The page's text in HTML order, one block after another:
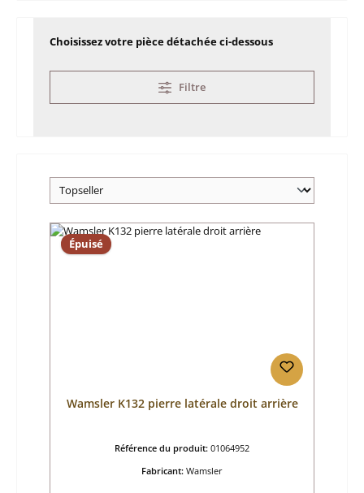
Choisissez votre pièce détachée ci-dessous
Filtre
Épuisé
Wamsler K132 pierre latérale droit arrière
Référence du produit: 01064952
Fabricant: Wamsler